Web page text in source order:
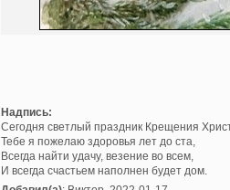
Надпись:
Сегодня светлый праздник Крещения
Тебе я пожелаю здоровья лет до ста,
Всегда найти удачу, везение во всем,
И всегда счастьем наполнен будет дом.